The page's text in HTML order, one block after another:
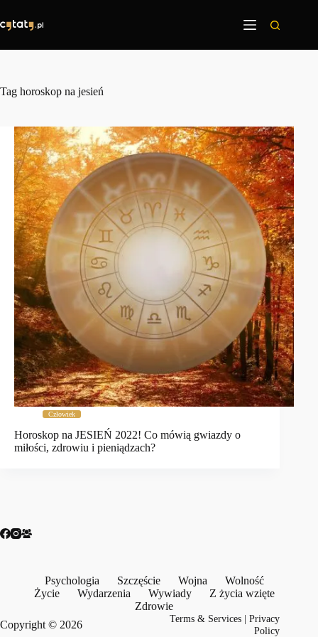
treści
Tag horoskop na jesień
Człowiek
Horoskop na JESIEŃ 2022! Co mówią gwiazdy o
miłości, zdrowiu i pieniądzach?
Psychologia Szczęście Wojna
Wolność
Życie
Wydarzenia Wywiady
Z życia wzięte
Zdrowie
Copyright © 2026
Terms & Services |Privacy
Policy